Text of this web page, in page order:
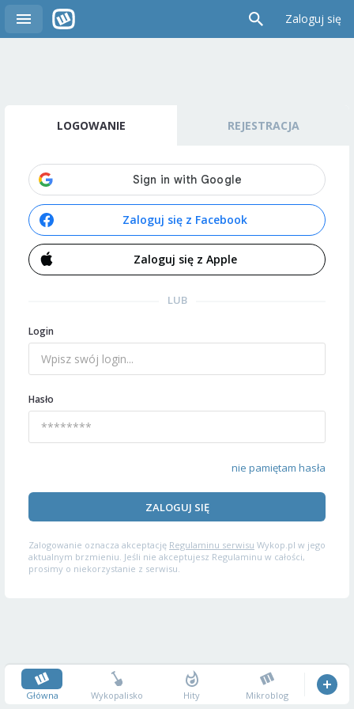
Zaloguj się
LOGOWANIE REJESTRACJA
Zaloguj się z Facebook
Zaloguj się z Apple
LUB
Login
Hasło
nie pamiętam hasła
ZALOGUJ SIĘ
Zalogowanie oznacza akceptację Regulaminu serwisu Wykop.pl w jego
aktualnym brzmieniu. Jeśli nie akceptujesz Regulaminu w całości,
prosimy o niekorzystanie z serwisu.
Główna Wykopalisko Hity Mikroblog